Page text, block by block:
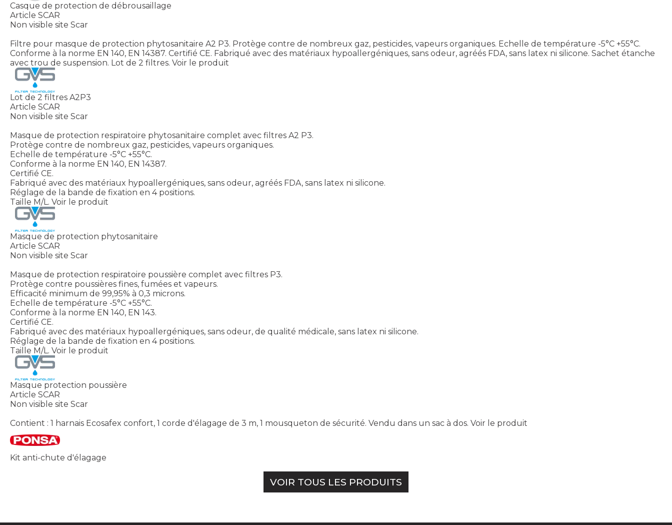
Casque de protection de débrousaillage
Article SCAR
Non visible site Scar
Filtre pour masque de protection phytosanitaire A2 P3. Protège contre de nombreux gaz, pesticides, vapeurs organiques. Echelle de température -5°C +55°C.
Conforme à la norme EN 140, EN 14387. Certifié CE. Fabriqué avec des matériaux hypoallergéniques, sans odeur, agréés FDA, sans latex ni silicone. Sachet étanche
avec trou de suspension. Lot de 2 filtres. Voir le produit
Lot de 2 filtres A2P3
Article SCAR
Non visible site Scar
Masque de protection respiratoire phytosanitaire complet avec filtres A2 P3.
Protège contre de nombreux gaz, pesticides, vapeurs organiques.
Echelle de température -5°C +55°C.
Conforme à la norme EN 140, EN 14387.
Certifié CE.
Fabriqué avec des matériaux hypoallergéniques, sans odeur, agréés FDA, sans latex ni silicone.
Réglage de la bande de fixation en 4 positions.
Taille M/L. Voir le produit
Masque de protection phytosanitaire
Article SCAR
Non visible site Scar
Masque de protection respiratoire poussière complet avec filtres P3.
Protège contre poussières fines, fumées et vapeurs.
Efficacité minimum de 99,95% à 0,3 microns.
Echelle de température -5°C +55°C.
Conforme à la norme EN 140, EN 143.
Certifié CE.
Fabriqué avec des matériaux hypoallergéniques, sans odeur, de qualité médicale, sans latex ni silicone.
Réglage de la bande de fixation en 4 positions.
Taille M/L. Voir le produit
Masque protection poussière
Article SCAR
Non visible site Scar
Contient : 1 harnais Ecosafex confort, 1 corde d'élagage de 3 m, 1 mousqueton de sécurité. Vendu dans un sac à dos. Voir le produit
Kit anti-chute d'élagage
VOIR TOUS LES PRODUITS